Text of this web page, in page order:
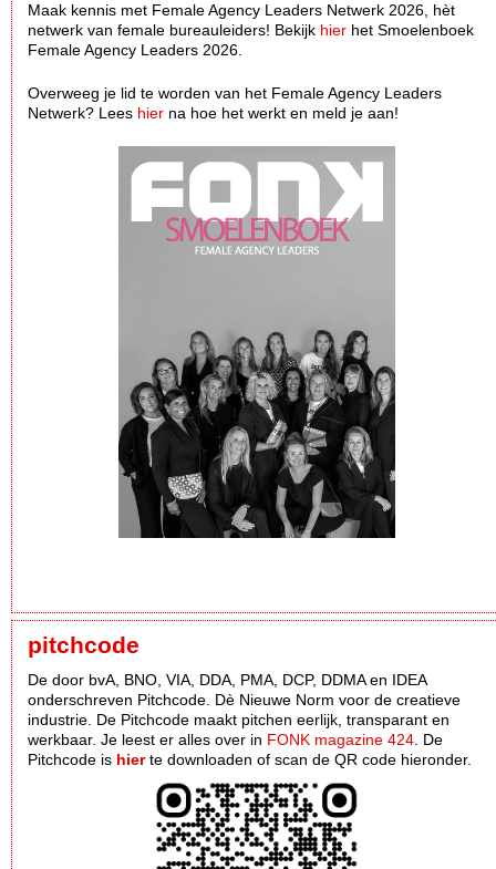
Maak kennis met Female Agency Leaders Netwerk 2026, hèt
netwerk van female bureauleiders! Bekijk hier het Smoelenboek
Female Agency Leaders 2026.
Overweeg je lid te worden van het Female Agency Leaders
Netwerk? Lees hier na hoe het werkt en meld je aan!
pitchcode
De door bvA, BNO, VIA, DDA, PMA, DCP, DDMA en IDEA
onderschreven Pitchcode. Dè Nieuwe Norm voor de creatieve
industrie. De Pitchcode maakt pitchen eerlijk, transparant en
werkbaar. Je leest er alles over in FONK magazine 424. De
Pitchcode is hierte downloaden of scan de QR code hieronder.